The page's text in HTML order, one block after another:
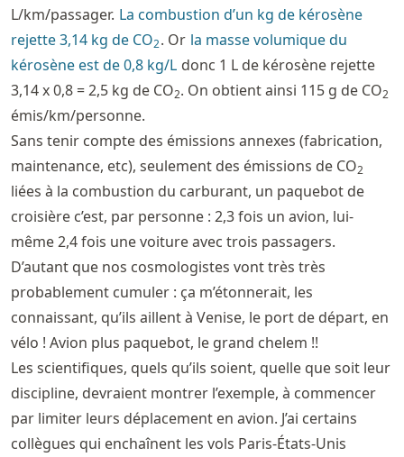
L/km/passager. La combustion d’un kg de kérosène
rejette 3,14 kg de CO2. Or la masse volumique du
kérosène est de 0,8 kg/L donc 1 L de kérosène rejette
3,14 x 0,8 = 2,5 kg de CO2. On obtient ainsi 115 g de CO2
émis/km/personne.
Sans tenir compte des émissions annexes (fabrication,
maintenance, etc), seulement des émissions de CO2
liées à la combustion du carburant, un paquebot de
croisière c’est, par personne : 2,3 fois un avion, lui-
même 2,4 fois une voiture avec trois passagers.
D’autant que nos cosmologistes vont très très
probablement cumuler : ça m’étonnerait, les
connaissant, qu’ils aillent à Venise, le port de départ, en
vélo ! Avion plus paquebot, le grand chelem !!
Les scientifiques, quels qu’ils soient, quelle que soit leur
discipline, devraient montrer l’exemple, à commencer
par limiter leurs déplacement en avion. J’ai certains
collègues qui enchaînent les vols Paris-États-Unis